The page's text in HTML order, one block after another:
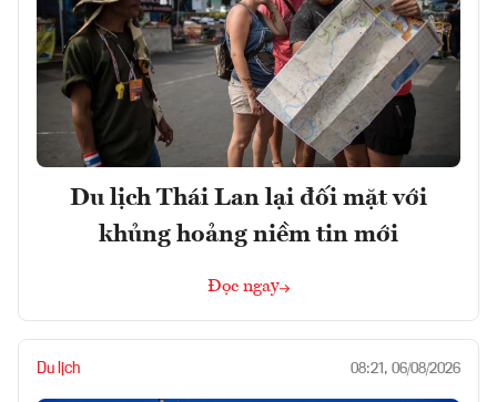
Du lịch Thái Lan lại đối mặt với
khủng hoảng niềm tin mới
Đọc ngay
Du lịch 08:21, 06/08/2026